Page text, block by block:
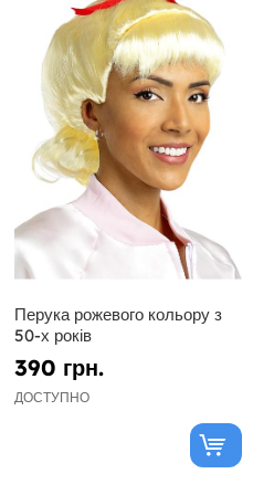
Перука рожевого кольору з
50-х років
390 грн.
ДОСТУПНО